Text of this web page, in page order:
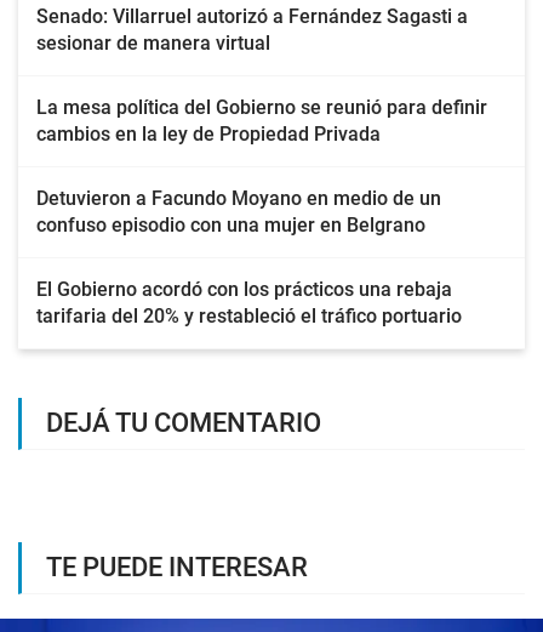
Senado: Villarruel autorizó a Fernández Sagasti a
sesionar de manera virtual
La mesa política del Gobierno se reunió para definir
cambios en la ley de Propiedad Privada
Detuvieron a Facundo Moyano en medio de un
confuso episodio con una mujer en Belgrano
El Gobierno acordó con los prácticos una rebaja
tarifaria del 20% y restableció el tráfico portuario
DEJÁ TU COMENTARIO
TE PUEDE INTERESAR